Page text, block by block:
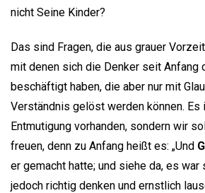
nicht Seine Kinder?
Das sind Fragen, die aus grauer
mit denen sich die Denker seit Anfang
beschäftigt haben, die aber nur mit
Verständnis gelöst werden können. Es
Entmutigung vorhanden, sondern wir
freuen, denn zu Anfang heißt es: „Und G
er gemacht hatte; und siehe da, es war
jedoch richtig denken und ernstlich